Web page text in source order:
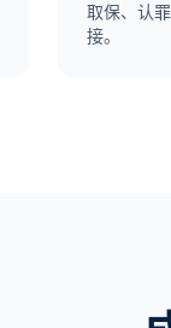
取保、认
接。